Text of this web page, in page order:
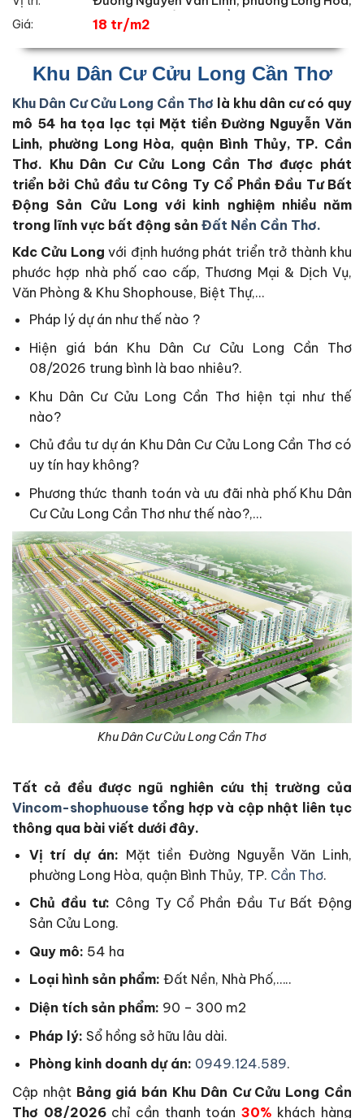
quận Bình Thủy, TP. Cần Thơ.
Giá: 18 tr/m2
Khu Dân Cư Cửu Long Cần Thơ
Khu Dân Cư Cửu Long Cần Thơ là khu dân cư có quy
mô 54 ha tọa lạc tại Mặt tiền Đường Nguyễn Văn
Linh, phường Long Hòa, quận Bình Thủy, TP. Cần
Thơ. Khu Dân Cư Cửu Long Cần Thơ được phát
triển bởi Chủ đầu tư Công Ty Cổ Phần Đầu Tư Bất
Động Sản Cửu Long với kinh nghiệm nhiều năm
trong lĩnh vực bất động sản Đất Nền Cần Thơ.
Kdc Cửu Long với định hướng phát triển trở thành khu
phước hợp nhà phố cao cấp, Thương Mại & Dịch Vụ,
Văn Phòng & Khu Shophouse, Biệt Thự,…
Pháp lý dự án như thế nào ?
Hiện giá bán Khu Dân Cư Cửu Long Cần Thơ
08/2026 trung bình là bao nhiêu?.
Khu Dân Cư Cửu Long Cần Thơ hiện tại như thế
nào?
Chủ đầu tư dự án Khu Dân Cư Cửu Long Cần Thơ có
uy tín hay không?
Phương thức thanh toán và ưu đãi nhà phố Khu Dân
Cư Cửu Long Cần Thơ như thế nào?,…
Khu Dân Cư Cửu Long Cần Thơ
Tất cả đều được ngũ nghiên cứu thị trường của
Vincom-shophuouse tổng hợp và cập nhật liên tục
thông qua bài viết dưới đây.
Vị trí dự án: Mặt tiền Đường Nguyễn Văn Linh,
phường Long Hòa, quận Bình Thủy, TP. Cần Thơ.
Chủ đầu tư: Công Ty Cổ Phần Đầu Tư Bất Động
Sản Cửu Long.
Quy mô: 54 ha
Loại hình sản phẩm: Đất Nền, Nhà Phố,…..
Diện tích sản phẩm: 90 – 300 m2
Pháp lý: Sổ hồng sở hữu lâu dài.
Phòng kinh doanh dự án: 0949.124.589.
Cập nhật Bảng giá bán Khu Dân Cư Cửu Long Cần
Thơ 08/2026chỉ cần thanh toán 30% khách hàng